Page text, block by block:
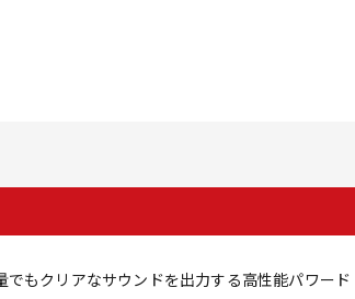
もクリアなサウンドを出力する高性能パワー